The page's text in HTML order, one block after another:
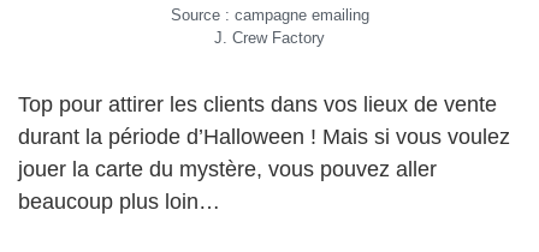
Source : campagne emailing
J. Crew Factory
Top pour attirer les clients dans vos lieux de vente
durant la période d’Halloween ! Mais si vous voulez
jouer la carte du mystère, vous pouvez aller
beaucoup plus loin…